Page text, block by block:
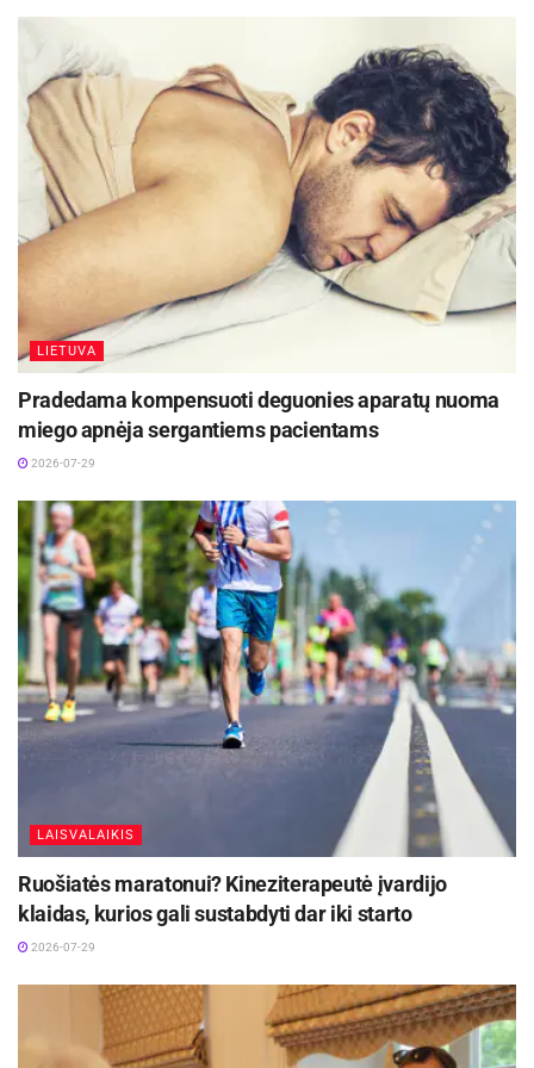
„Buvo laikas, kai iš žinomos nuomonės
formuotojos Indrės Trusovės buvau nusižiūrėjusi
vieną žvalumo suteikiantį metodą ir kasdien
rytais darydavau po 100 šuoliukų, tačiau
didžiausią efektą pajaučiau, kai mes su vyru
pradėjome eiti į jėgos treniruotes“, – teigia
žinoma moteris.
Liucina Rimgailė, asm. alb. nuotr.
LIETUVA
Pradedama kompensuoti deguonies aparatų nuoma
miego apnėja sergantiems pacientams
2026-07-29
LAISVALAIKIS
Ruošiatės maratonui? Kineziterapeutė įvardijo
klaidas, kurios gali sustabdyti dar iki starto
2026-07-29